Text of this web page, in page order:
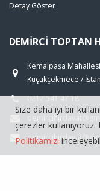
Detay Göster
DEMIRCI TOPTAN
Kemalpaşa
Küçükçekmece /
0212 541 47 18
Size daha iyi bir
çerezler kullanıyoruz.
Politikamızı